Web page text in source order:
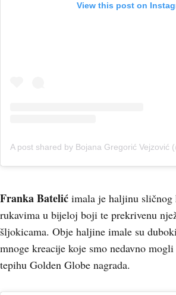
View this post on
A post shared by Bojana Gregorić Vejzović
Franka Batelić imala je haljinu
rukavima u bijeloj boji te prekrivenu
šljokicama. Obje haljine imale su
mnoge kreacije koje smo nedavno
tepihu Golden Globe nagrada.